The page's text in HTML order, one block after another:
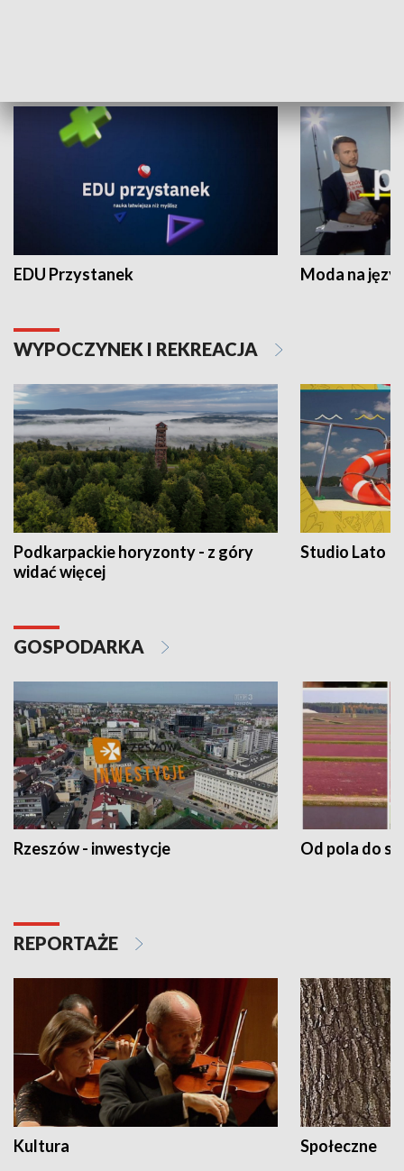
EDU Przystanek Moda na
WYPOCZYNEK I REKREACJA
Podkarpackie horyzonty - z góry
widać więcej
Studio Lato
GOSPODARKA
Rzeszów - inwestycje Od pola do
REPORTAŻE
Kultura Społeczne